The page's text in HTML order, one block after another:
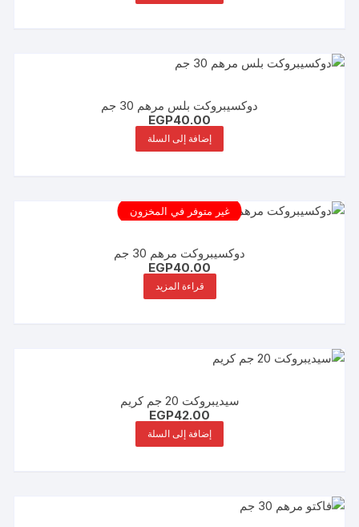
دوكسيبروكت بلس مرهم 30 جم
EGP40.00
إضافة إلى السلة
غير متوفر في المخزون
دوكسيبروكت مرهم 30 جم
EGP40.00
قراءة المزيد
سيديبروكت 20 جم كريم
EGP42.00
إضافة إلى السلة